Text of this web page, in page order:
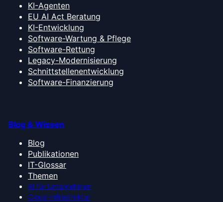
KI-Agenten
EU AI Act Beratung
KI-Entwicklung
Software-Wartung & Pflege
Software-Rettung
Legacy-Modernisierung
Schnittstellenentwicklung
Software-Finanzierung
Blog & Wissen
Blog
Publikationen
IT-Glossar
Themen
KI für Unternehmen
Cloud-Infrastruktur